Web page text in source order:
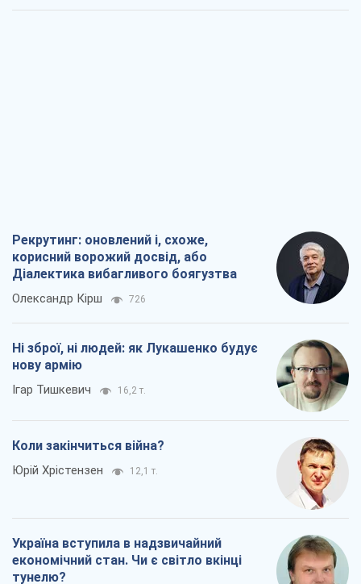
Рекрутинг: оновлений і, схоже,
корисний ворожий досвід, або
Діалектика вибагливого боягузтва
Олександр Кірш 726
Ні зброї, ні людей: як Лукашенко будує
нову армію
Ігар Тишкевич 16,2 т.
Коли закінчиться війна?
Юрій Хрістензен 12,1 т.
Україна вступила в надзвичайний
економічний стан. Чи є світло вкінці
тунелю?